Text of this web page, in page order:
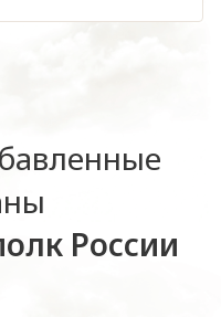
России